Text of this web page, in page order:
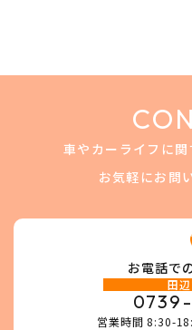
車やカーライフに
お気軽にお問
お電話で
田
営業時間 8:30-